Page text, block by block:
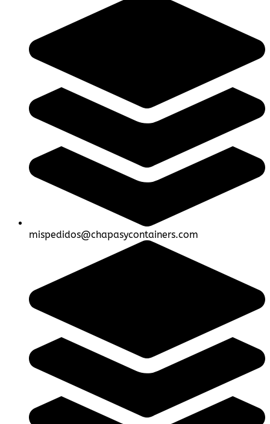
mispedidos@chapasycontainers.com